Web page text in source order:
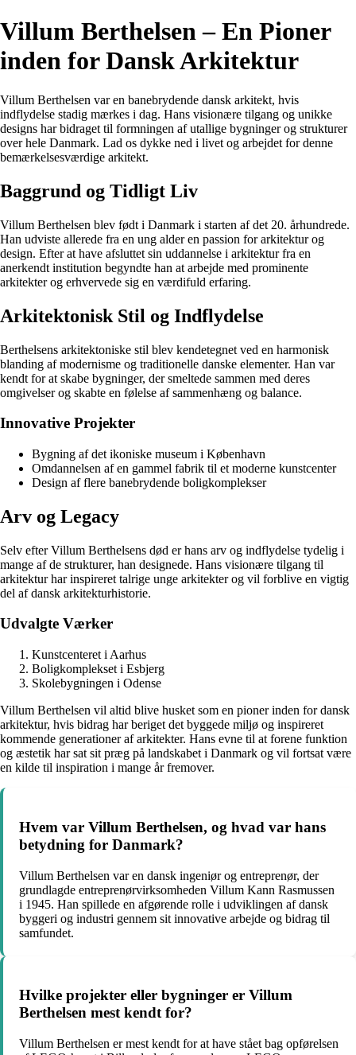
Villum Berthelsen – En Pioner
inden for Dansk Arkitektur
Villum Berthelsen var en banebrydende dansk arkitekt, hvis
indflydelse stadig mærkes i dag. Hans visionære tilgang og unikke
designs har bidraget til formningen af utallige bygninger og strukturer
over hele Danmark. Lad os dykke ned i livet og arbejdet for denne
bemærkelsesværdige arkitekt.
Baggrund og Tidligt Liv
Villum Berthelsen blev født i Danmark i starten af det 20. århundrede.
Han udviste allerede fra en ung alder en passion for arkitektur og
design. Efter at have afsluttet sin uddannelse i arkitektur fra en
anerkendt institution begyndte han at arbejde med prominente
arkitekter og erhvervede sig en værdifuld erfaring.
Arkitektonisk Stil og Indflydelse
Berthelsens arkitektoniske stil blev kendetegnet ved en harmonisk
blanding af modernisme og traditionelle danske elementer. Han var
kendt for at skabe bygninger, der smeltede sammen med deres
omgivelser og skabte en følelse af sammenhæng og balance.
Innovative Projekter
Bygning af det ikoniske museum i København
Omdannelsen af en gammel fabrik til et moderne kunstcenter
Design af flere banebrydende boligkomplekser
Arv og Legacy
Selv efter Villum Berthelsens død er hans arv og indflydelse tydelig i
mange af de strukturer, han designede. Hans visionære tilgang til
arkitektur har inspireret talrige unge arkitekter og vil forblive en vigtig
del af dansk arkitekturhistorie.
Udvalgte Værker
Kunstcenteret i Aarhus
Boligkomplekset i Esbjerg
Skolebygningen i Odense
Villum Berthelsen vil altid blive husket som en pioner inden for dansk
arkitektur, hvis bidrag har beriget det byggede miljø og inspireret
kommende generationer af arkitekter. Hans evne til at forene funktion
og æstetik har sat sit præg på landskabet i Danmark og vil fortsat være
en kilde til inspiration i mange år fremover.
Hvem var Villum Berthelsen, og hvad var hans
betydning for Danmark?
Villum Berthelsen var en dansk ingeniør og entreprenør, der
grundlagde entreprenørvirksomheden Villum Kann Rasmussen
i 1945. Han spillede en afgørende rolle i udviklingen af dansk
byggeri og industri gennem sit innovative arbejde og bidrag til
samfundet.
Hvilke projekter eller bygninger er Villum
Berthelsen mest kendt for?
Villum Berthelsen er mest kendt for at have stået bag opførelsen